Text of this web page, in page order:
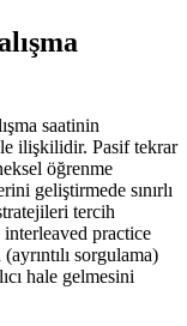
saatinin
ilişkilidir. Pasif tekrar
öğrenme
geliştirmede sınırlı
tercih
practice
sorgulama)
hale gelmesini